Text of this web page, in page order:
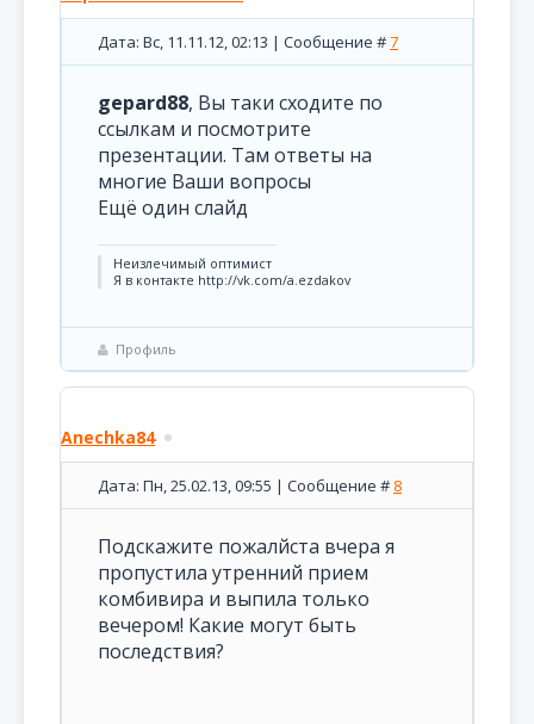
Дата: Вс, 11.11.12, 02:13 | Сообщение #7
gepard88, Вы таки сходите по
ссылкам и посмотрите
презентации. Там ответы на
многие Ваши вопросы
Ещё один слайд
Неизлечимый оптимист
Я в контакте http://vk.com/a.ezdakov
Профиль
Anechka84
Дата: Пн, 25.02.13, 09:55 | Сообщение # 8
Подскажите пожалйста вчера я
пропустила утренний прием
комбивира и выпила только
вечером! Какие могут быть
последствия?